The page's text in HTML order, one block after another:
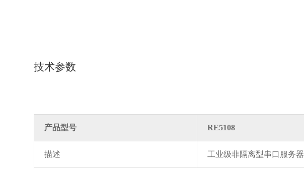
技术参数
产品型号 RE5108
描述 工业级非隔离型串口服务器